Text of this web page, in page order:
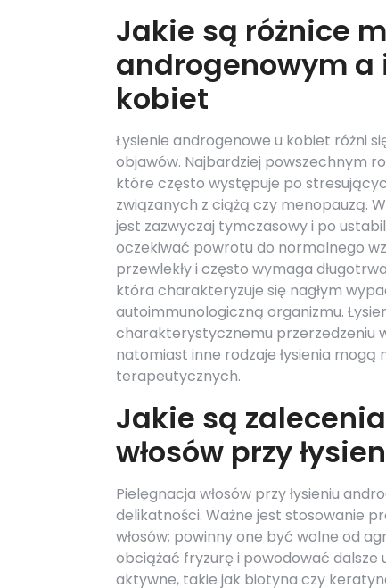
Jakie są różnice
androgenowym a
kobiet
Łysienie androgenowe u kobiet różni
objawów. Najbardziej powszechnym
które często występuje po
związanych z ciążą czy menopauzą.
jest zazwyczaj tymczasowy i po
oczekiwać powrotu do normalnego
przewlekły i często wymaga
która charakteryzuje się nagłym
autoimmunologiczną organizmu.
charakterystycznemu przerzedzeniu
natomiast inne rodzaje łysienia
terapeutycznych.
Jakie są
włosów przy
Pielęgnacja włosów przy łysieniu
delikatności. Ważne jest stosowanie
włosów; powinny one być wolne od
obciążać fryzurę i powodować dalsze
aktywne, takie jak biotyna czy